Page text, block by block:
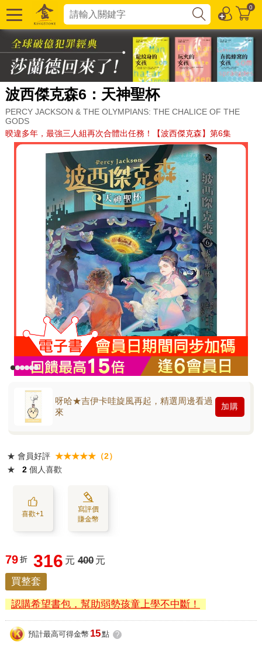
0
波西傑克森6：天神聖杯
PERCY JACKSON & THE OLYMPIANS: THE CHALICE OF THE
GODS
暌違多年，最強三人組再次合體出任務！【波西傑克森】第6集
呀哈★吉伊卡哇旋風再起，精選周邊看過
來
加購
★ 會員好評 ★★★★★（2）
★
2 個人喜歡
喜歡+1
寫評價
賺金幣
79 折 316 元 400 元
買整套
認購希望書包，幫助弱勢孩童上學不中斷！
預計最高可得金幣 15點 ?